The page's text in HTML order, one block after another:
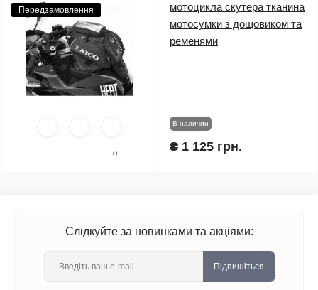
Передзамовлення
0
мотоцикла скутера тканина
мотосумки з дощовиком та
ременями
В наличии
₴ 1 125 грн.
Слідкуйте за новинками та акціями:
Підпишіться